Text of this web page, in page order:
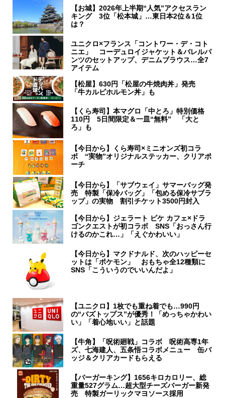
【お城】2026年上半期“人気”アクセスラン
キング 3位「松本城」…東日本2位＆1位
は？
ユニクロ×フランス「コントワー・デ・コト
ニエ」 コーデュロイジャケット＆バレルパ
ンツのセットアップ、デニムブラウス…全7
アイテム
【松屋】630円「松屋の牛焼肉丼」発売
「牛カルビホルモン丼」も
【くら寿司】本マグロ「中とろ」特別価格
110円 5日間限定＆一皿“無料” 「大と
ろ」も
【今日から】くら寿司×ミニオンズ初コラ
ボ “実物”オリジナルステッカー、クリアポ
ーチ
【今日から】「サブウェイ」サマーバッグ発
売 特製「保冷バッグ」「包める保冷サブラ
ップ」の実物 割引チケット3500円封入
【今日から】ジェラート ピケ カフェ×ドラ
ゴンクエストが初コラボ SNS「おっさん行
けるのかこれ…」「えぐかわいい」
【今日から】マクドナルド、次のハッピーセ
ットは「ポケモン」 おもちゃ全12種類に
SNS「こういうのでいいんだよ」
【ユニクロ】1枚でも重ね着でも…990円
の“バズトップス”が優秀！「めっちゃかわい
い」「着心地いい」と話題
【牛角】「呪術廻戦」コラボ 呪術高専1年
ズ、七海建人、五条悟コラボメニュー 缶バ
ッジ＆クリアカードもらえる
【バーガーキング】1656キロカロリー、総
重量527グラム…超大型チーズバーガー新発
売 特製ガーリックマヨソース採用